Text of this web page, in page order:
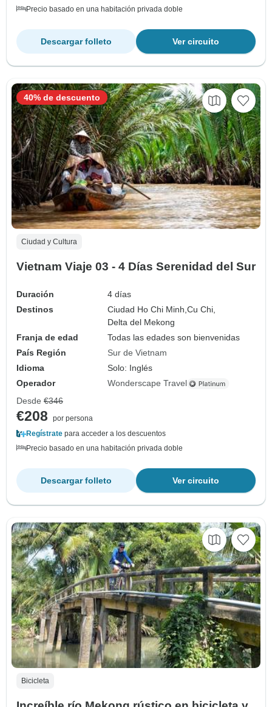
Precio basado en una habitación privada doble
Ver circuito
Descargar folleto
Ciudad y Cultura
Vietnam Viaje 03 - 4 Días Serenidad del Sur
Duración
4 días
Destinos
Ciudad Ho Chi Minh,Cu Chi,
Delta del Mekong
Franja de edad
Todas las edades son bienvenidas
País Región
Sur de Vietnam
Idioma
Solo: Inglés
Operador
Wonderscape Travel
40% de descuento
Desde €346
€208
por persona
Regístrate para acceder a los descuentos
Precio basado en una habitación privada doble
Ver circuito
Descargar folleto
Bicicleta